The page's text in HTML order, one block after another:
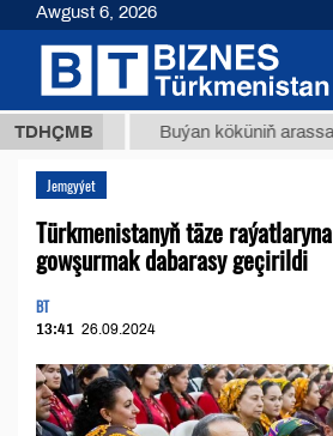
TDHÇMB Buýan köküniň
Jemgyýet
Türkmenistanyň täze
gowşurmak dabarasy geçirildi
BT
13:41 26.09.2024
Awgust 6, 2026